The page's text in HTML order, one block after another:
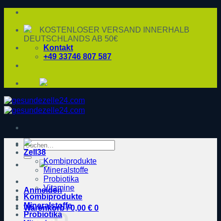
Zum
springen KOSTENLOSER VERSAND INNERHALB
DEUTSCHLANDS AB 50€
Kontakt
+49 33746 807 587
Suche
nach:
Anmelden
Warenkorb /0,00 € 0
Zell38
Kombiprodukte
Mineralstoffe
Probiotika
Vitamine
Kombiprodukte
Mineralstoffe
Probiotika